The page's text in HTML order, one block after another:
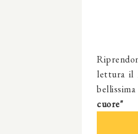
lettura il
cuore"